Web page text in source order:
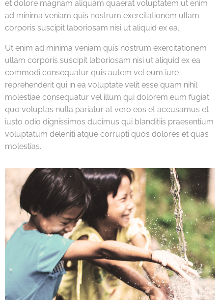
et dolore magnam aliquam quaerat voluptatem ut enim
ad minima veniam quis nostrum exercitationem ullam
corporis suscipit laboriosam nisi ut aliquid ex ea.
Ut enim ad minima veniam quis nostrum exercitationem
ullam corporis suscipit laboriosam nisi ut aliquid ex ea
commodi consequatur quis autem vel eum iure
reprehenderit qui in ea voluptate velit esse quam nihil
molestiae consequatur vel illum qui dolorem eum fugiat
quo voluptas nulla pariatur at vero eos et accusamus et
iusto odio dignissimos ducimus qui blanditiis praesentium
voluptatum deleniti atque corrupti quos dolores et quas
molestias.